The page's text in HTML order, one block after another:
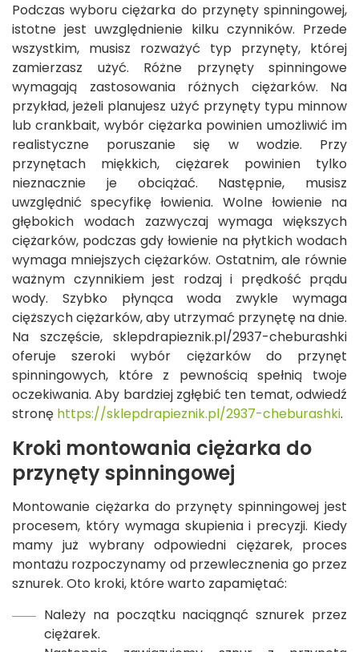
Podczas wyboru ciężarka do przynęty spinningowej,
istotne jest uwzględnienie kilku czynników. Przede
wszystkim, musisz rozważyć typ przynęty, której
zamierzasz użyć. Różne przynęty spinningowe
wymagają zastosowania różnych ciężarków. Na
przykład, jeżeli planujesz użyć przynęty typu minnow
lub crankbait, wybór ciężarka powinien umożliwić im
realistyczne poruszanie się w wodzie. Przy
przynętach miękkich, ciężarek powinien tylko
nieznacznie je obciążać. Następnie, musisz
uwzględnić specyfikę łowienia. Wolne łowienie na
głębokich wodach zazwyczaj wymaga większych
ciężarków, podczas gdy łowienie na płytkich wodach
wymaga mniejszych ciężarków. Ostatnim, ale równie
ważnym czynnikiem jest rodzaj i prędkość prądu
wody. Szybko płynąca woda zwykle wymaga
cięższych ciężarków, aby utrzymać przynętę na dnie.
Na szczęście, sklepdrapieznik.pl/2937-cheburashki
oferuje szeroki wybór ciężarków do przynęt
spinningowych, które z pewnością spełnią twoje
oczekiwania. Aby bardziej zgłębić ten temat, odwiedź
stronę https://sklepdrapieznik.pl/2937-cheburashki.
Kroki montowania ciężarka do
przynęty spinningowej
Montowanie ciężarka do przynęty spinningowej jest
procesem, który wymaga skupienia i precyzji. Kiedy
mamy już wybrany odpowiedni ciężarek, proces
montażu rozpoczynamy od przewlecznenia go przez
sznurek. Oto kroki, które warto zapamiętać:
Należy na początku naciągnąć sznurek przez
ciężarek.